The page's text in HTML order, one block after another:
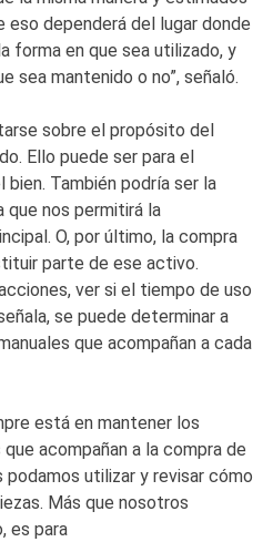
eso dependerá del lugar donde
forma en que sea utilizado, y
sea mantenido o no”, señaló.
sobre el propósito del
Ello puede ser para el
También podría ser la
que nos permitirá la
O, por último, la compra
parte de ese activo.
ver si el tiempo de uso
se puede determinar a
que acompañan a cada
está en mantener los
acompañan a la compra de
utilizar y revisar cómo
Más que nosotros
es para